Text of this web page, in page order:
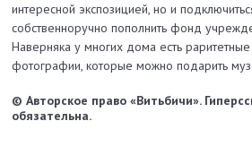
интересной экспозицией, но и
собственноручно пополнить фонд
Наверняка у многих дома есть
фотографии, которые можно подарить
© Авторское право «Витьбичи».
обязательна.